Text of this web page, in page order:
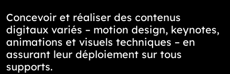
Concevoir et réaliser des contenus
digitaux variés – motion design, keynotes,
animations et visuels techniques – en
assurant leur déploiement sur tous
supports.